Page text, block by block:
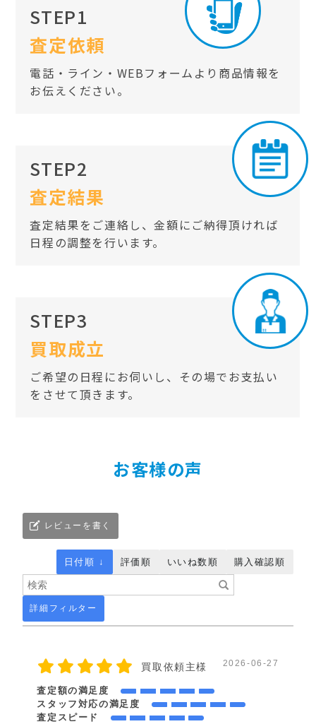
STEP1
査定依頼
電話・ライン・WEBフォームより商品情報を
お伝えください。
STEP2
査定結果
査定結果をご連絡し、金額にご納得頂ければ
日程の調整を行います。
STEP3
買取成立
ご希望の日程にお伺いし、その場でお支払い
をさせて頂きます。
お客様の声
レビューを書く
詳細フィルター
日付順 ↓ 評価順 いいね数順 購入確認順
買取依頼主様 2026-06-27
査定額の満足度
スタッフ対応の満足度
査定スピード